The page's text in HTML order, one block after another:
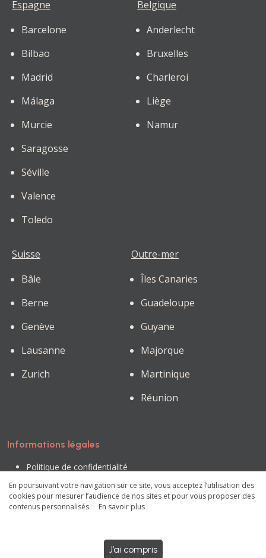
Espagne
Barcelone
Bilbao
Madrid
Málaga
Murcie
Saragosse
Séville
Valence
Toledo
Belgique
Anderlecht
Bruxelles
Charleroi
Liège
Namur
Suisse
Bâle
Berne
Genève
Lausanne
Zurich
Outre-mer
Îles Canaries
Guadeloupe
Guyane
Majorque
Martinique
Réunion
Informations légales
Politique de confidentialité
Mentions légales
Préférences des cookies
En poursuivant votre navigation sur ce site, vous acceptez l’utilisation des
cookies pour mesurer l’audience de nos sites et pour vous proposer des
contenus personnalisés.
En savoir plus
J’ai compris